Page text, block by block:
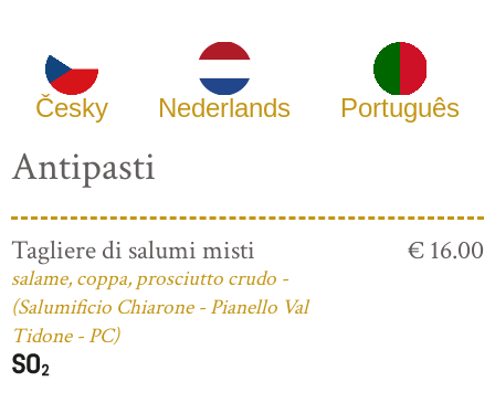
Česky Nederlands Português
Antipasti
Tagliere di salumi misti
salame, coppa, prosciutto crudo -
(Salumificio Chiarone - Pianello Val
Tidone - PC)
€ 16.00